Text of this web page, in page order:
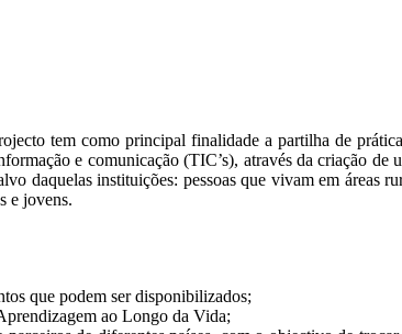
tem como principal finalidade a partilha de
e comunicação (TIC’s), através da criação de
daquelas instituições: pessoas que vivam em áreas
e jovens.
que podem ser disponibilizados;
ao Longo da Vida;